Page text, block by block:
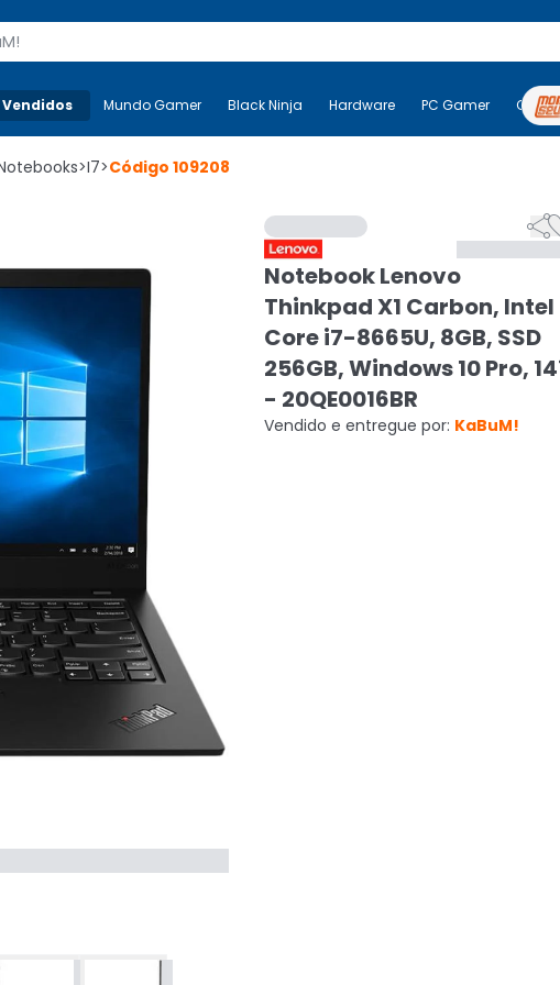
Mais-v- Mundo Gamer Black Ninja Hardware PC
Mundo Gamer Black Ninja Hardware PC Gamer
>I7>Código 109208

Notebook Lenovo
Thinkpad X1 Carbon, Intel
Core i7-8665U, 8GB, SSD
256GB, Windows 10 Pro,
- 20QE0016BR
Vendido e entregue por: KaBuM!